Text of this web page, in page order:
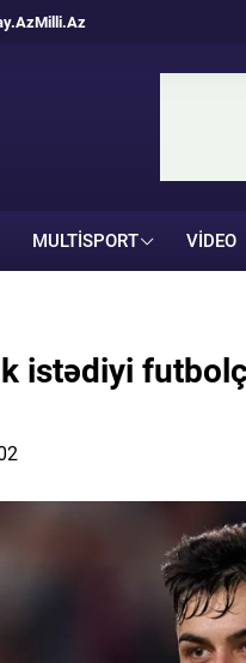
Milli.Az
MULTISPORT VIDEO
istədiyi